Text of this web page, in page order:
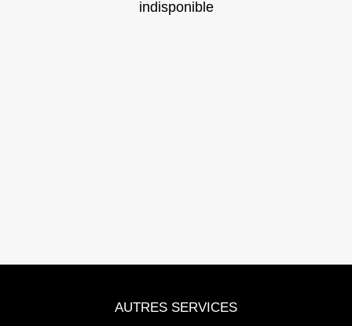
indisponible
AUTRES SERVICES